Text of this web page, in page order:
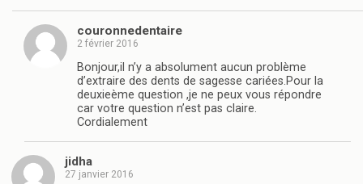
couronnedentaire
2 février 2016
Bonjour,il n’y a absolument aucun problème
d’extraire des dents de sagesse cariées.Pour la
deuxieème question ,je ne peux vous répondre
car votre question n’est pas claire.
Cordialement
jidha
27 janvier 2016